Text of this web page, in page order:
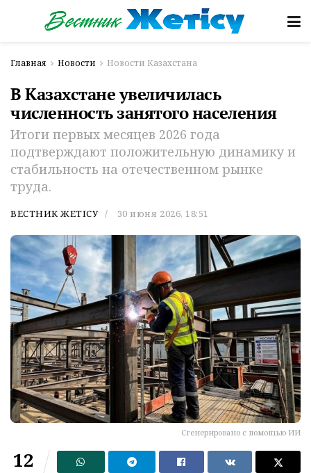
Главная Новости Новости Казахстана
В Казахстане увеличилась
численность занятого населения
Итоги первых месяцев 2026 года
подтверждают положительную динамику и
стабильность на отечественном рынке
труда.
ВЕСТНИК ЖЕТІСУ 30 июня 2026, 18:51
Сгенерировано с помощью ИИ
12